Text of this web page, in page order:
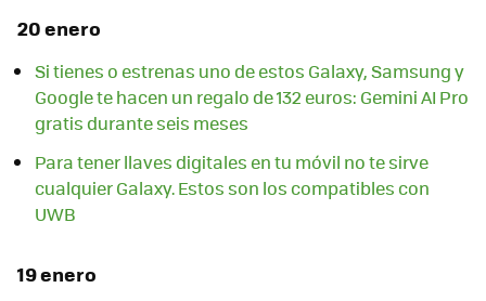
20 enero
Si tienes o estrenas uno de estos Galaxy, Samsung y
Google te hacen un regalo de 132 euros: Gemini AI Pro
gratis durante seis meses
Para tener llaves digitales en tu móvil no te sirve
cualquier Galaxy. Estos son los compatibles con
UWB
19 enero